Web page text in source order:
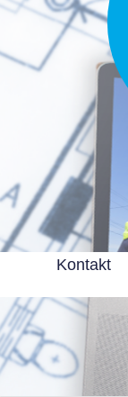
Kontakt